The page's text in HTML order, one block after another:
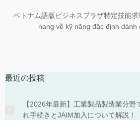
ベトナム語版ビジネスプラザ特定技能
nang về kỹ năng đặc định dành
最近の投稿
【2026年最新】工業製品製造業分野
れ手続きとJAIM加入について解説！